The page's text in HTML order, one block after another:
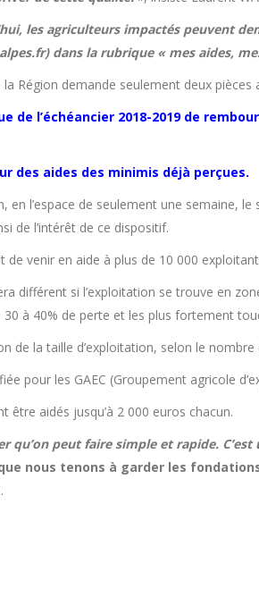
les agriculteurs impactés peuvent
dans la rubrique « mes aides,
Région demande seulement deux pièces
de l’échéancier 2018-2019 de
des aides des minimis déjà perçues.
en l’espace de seulement une semaine,
de l’intérêt de ce dispositif.
de venir en aide à plus de 10 000
différent si l’exploitation se trouve en
30 à 40% de perte et les plus fortement
de la taille d’exploitation, selon le nombre
pour les GAEC (Groupement agricole
être aidés jusqu’à 2 000 euros chacun.
qu’on peut faire simple et rapide. C’est
nous tenons à garder les
.